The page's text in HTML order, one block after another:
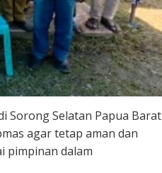
Sorong Selatan Papua Barat
agar tetap aman dan
pimpinan dalam